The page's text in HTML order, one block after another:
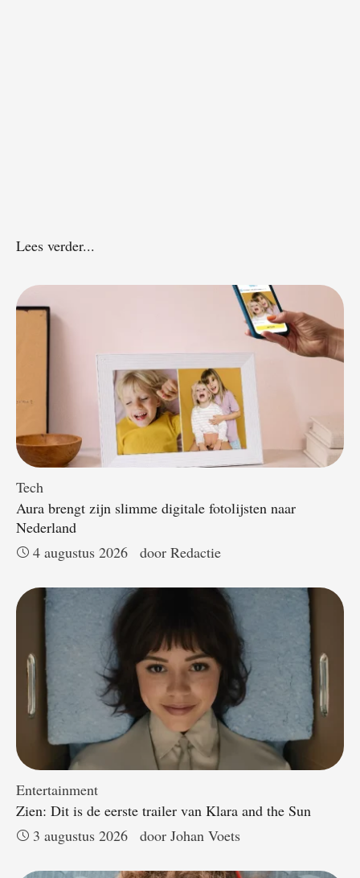
Lees verder...
Tech
Aura brengt zijn slimme digitale fotolijsten naar
Nederland
4 augustus 2026
door Redactie
Entertainment
Zien: Dit is de eerste trailer van Klara and the Sun
3 augustus 2026
door Johan Voets